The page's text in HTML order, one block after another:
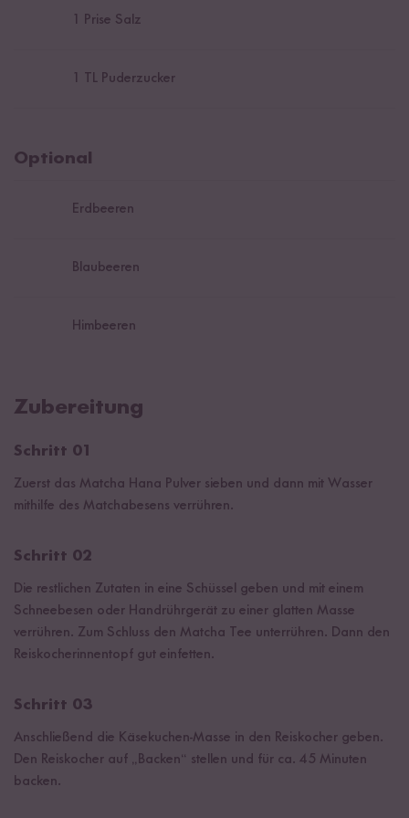
Prise Salz
TL Puderzucker
Optional
Erdbeeren
Blaubeeren
Himbeeren
Zubereitung
Schritt 01
Zuerst das Matcha Hana Pulver sieben und dann mit Wasser
mithilfe des Matchabesens verrühren.
Schritt 02
Die restlichen Zutaten in eine Schüssel geben und mit einem
Schneebesen oder Handrührgerät zu einer glatten Masse
verrühren. Zum Schluss den Matcha Tee unterrühren. Dann den
Reiskocherinnentopf gut einfetten.
Schritt 03
Anschließend die Käsekuchen-Masse in den Reiskocher geben.
Den Reiskocher auf „Backen“ stellen und für ca. 45 Minuten
backen.